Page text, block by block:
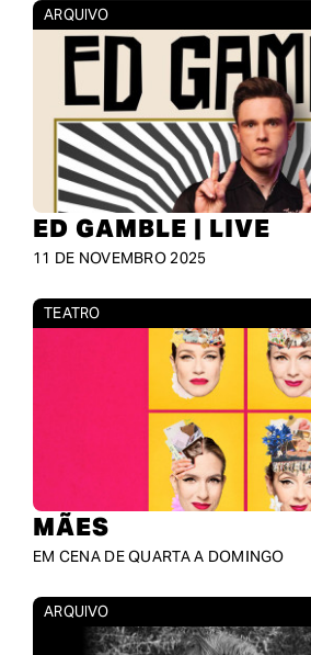
ARQUIVO
ED GAMBLE | LIVE
11 DE NOVEMBRO 2025
TEATRO
MÃES
EM CENA DE QUARTA A DOMINGO
ARQUIVO